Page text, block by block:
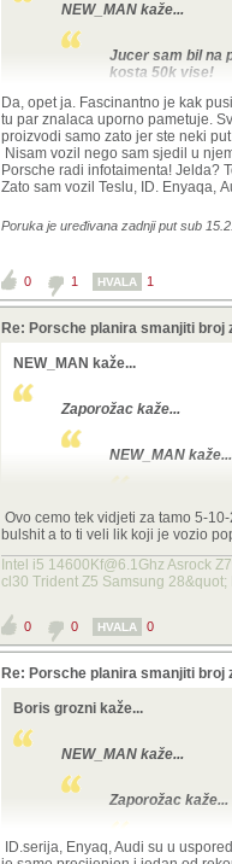
NEW_MAN kaže...
Jucer sam bil na
kosta 50k vise!
Opet ti !
Kao, vozio si taj Porše koji
Da, opet ja. Fascinantno je kak
tu par znalaca uporno pametuje.
proizvodi samo zato jer ste neki
Nisam vozil nego sam sjedil u
Porsche radi infotaimenta! Jelda?
Zato sam vozil Teslu, ID. Enyaqa,
Poruka je uređivana zadnji put sub
0 1 HVALA 1
Re: Porsche planira smanjiti broj
NEW_MAN kaže...
Zaporožac kaže...
NEW_MAN kaže...
Jucer
Porsche
Opet ti !
Da, opet ja. Fascinantno je
ali samo tu par znalaca
kineski auti su jeftilen
Nisam vozil nego sam
kupuje Porsche radi
Ovo cemo tek vidjeti za tamo 5-
bulshit a to ti veli lik koji je vozio
Intel i5 14600Kf@6.1Ghz Asrock
cl30 Trident Z5 Samsung
0 0 HVALA 0
Re: Porsche planira smanjiti broj
Boris grozni kaže...
NEW_MAN kaže...
Zaporožac kaže...
ID.serija, Enyaq, Audi su u